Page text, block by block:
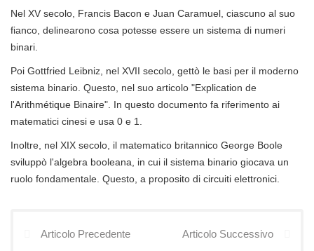
Nel XV secolo, Francis Bacon e Juan Caramuel, ciascuno al suo
fianco, delinearono cosa potesse essere un sistema di numeri
binari.
Poi Gottfried Leibniz, nel XVII secolo, gettò le basi per il moderno
sistema binario. Questo, nel suo articolo "Explication de
l'Arithmétique Binaire". In questo documento fa riferimento ai
matematici cinesi e usa 0 e 1.
Inoltre, nel XIX secolo, il matematico britannico George Boole
sviluppò l'algebra booleana, in cui il sistema binario giocava un
ruolo fondamentale. Questo, a proposito di circuiti elettronici.
Articolo Precedente Articolo Successivo